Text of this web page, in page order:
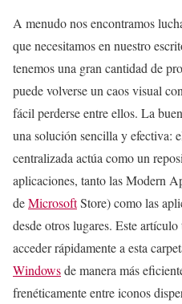
A menudo nos encontramos
que necesitamos en nuestro
tenemos una gran cantidad de
puede volverse un caos visual
fácil perderse entre ellos. La
una solución sencilla y efectiva:
centralizada actúa como un
aplicaciones, tanto las Modern
deMicrosoftStore) como las
desde otros lugares. Este
acceder rápidamente a esta
Windowsde manera más
frenéticamente entre iconos